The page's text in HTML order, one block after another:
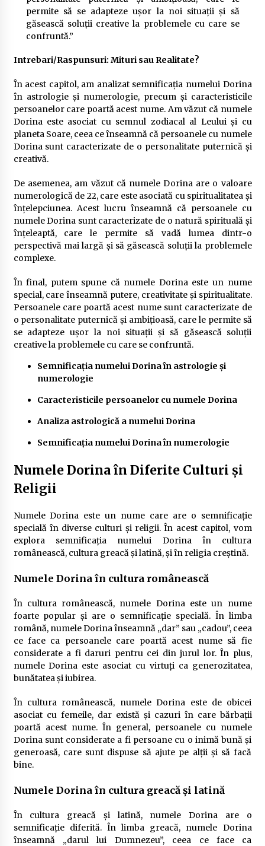
permite să se adapteze ușor la noi situații și să
găsească soluții creative la problemele cu care se
confruntă.”
Intrebari/Raspunsuri: Mituri sau Realitate?
În acest capitol, am analizat semnificația numelui Dorina
în astrologie și numerologie, precum și caracteristicile
persoanelor care poartă acest nume. Am văzut că numele
Dorina este asociat cu semnul zodiacal al Leului și cu
planeta Soare, ceea ce înseamnă că persoanele cu numele
Dorina sunt caracterizate de o personalitate puternică și
creativă.
De asemenea, am văzut că numele Dorina are o valoare
numerologică de 22, care este asociată cu spiritualitatea și
înțelepciunea. Acest lucru înseamnă că persoanele cu
numele Dorina sunt caracterizate de o natură spirituală și
înțeleaptă, care le permite să vadă lumea dintr-o
perspectivă mai largă și să găsească soluții la problemele
complexe.
În final, putem spune că numele Dorina este un nume
special, care înseamnă putere, creativitate și spiritualitate.
Persoanele care poartă acest nume sunt caracterizate de
o personalitate puternică și ambițioasă, care le permite să
se adapteze ușor la noi situații și să găsească soluții
creative la problemele cu care se confruntă.
Semnificația numelui Dorina în astrologie și
numerologie
Caracteristicile persoanelor cu numele Dorina
Analiza astrologică a numelui Dorina
Semnificația numelui Dorina în numerologie
Numele Dorina în Diferite Culturi și
Religii
Numele Dorina este un nume care are o semnificație
specială în diverse culturi și religii. În acest capitol, vom
explora semnificația numelui Dorina în cultura
românească, cultura greacă și latină, și în religia creștină.
Numele Dorina în cultura românească
În cultura românească, numele Dorina este un nume
foarte popular și are o semnificație specială. În limba
română, numele Dorina înseamnă „dar” sau „cadou”, ceea
ce face ca persoanele care poartă acest nume să fie
considerate a fi daruri pentru cei din jurul lor. În plus,
numele Dorina este asociat cu virtuți ca generozitatea,
bunătatea și iubirea.
În cultura românească, numele Dorina este de obicei
asociat cu femeile, dar există și cazuri în care bărbații
poartă acest nume. În general, persoanele cu numele
Dorina sunt considerate a fi persoane cu o inimă bună și
generoasă, care sunt dispuse să ajute pe alții și să facă
bine.
Numele Dorina în cultura greacă și latină
În cultura greacă și latină, numele Dorina are o
semnificație diferită. În limba greacă, numele Dorina
înseamnă „darul lui Dumnezeu”, ceea ce face ca